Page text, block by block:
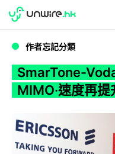
WWDC 2026
作者忘記分類
SmarTone-
MIMO‧速度再提